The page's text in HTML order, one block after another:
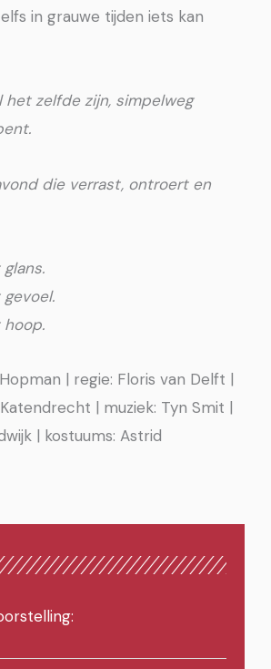
in grauwe tijden iets kan
het zelfde zijn, simpelweg
die verrast, ontroert en
hoop.
| regie: Floris van Delft |
| muziek: Tyn Smit |
| kostuums: Astrid